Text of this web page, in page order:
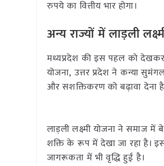
रुपये का वित्तीय भार होगा।
अन्य राज्यों में लाड़ली
मध्यप्रदेश की इस पहल को देखकर
योजना, उत्तर प्रदेश ने कन्या
और सशक्तिकरण को बढ़ावा देना
लाड़ली लक्ष्मी योजना ने समाज में
शक्ति के रूप में देखा जा रहा है।
जागरूकता में भी वृद्धि हुई है।